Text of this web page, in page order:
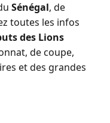
Sénégal, de
toutes les infos
des Lions
de coupe,
et des grandes